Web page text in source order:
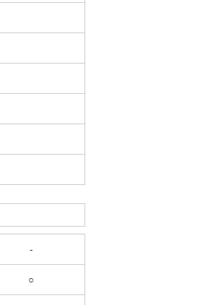
-
○